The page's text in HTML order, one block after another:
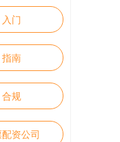
入门
指南
合规
资公司